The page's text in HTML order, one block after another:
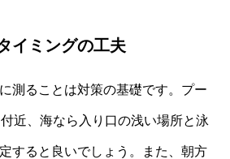
イミングの工夫
測ることは対策の基礎です。プー
近、海なら入り口の浅い場所と泳
すると良いでしょう。また、朝方